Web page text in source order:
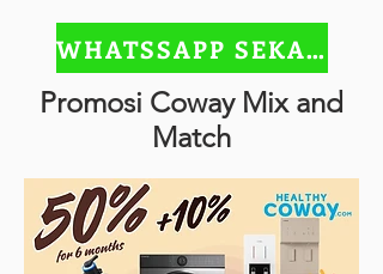
WHATSSAPP SEKARANG
Promosi Coway Mix and
Match